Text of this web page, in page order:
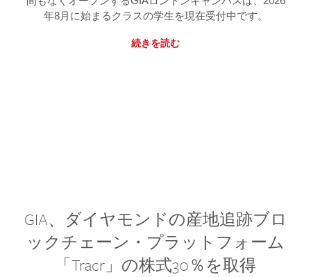
年8月に始まるクラスの学生を現在受付中です。
続きを読む
GIA、ダイヤモンドの産地追跡ブロ
ックチェーン・プラットフォーム
「Tracr」の株式30％を取得